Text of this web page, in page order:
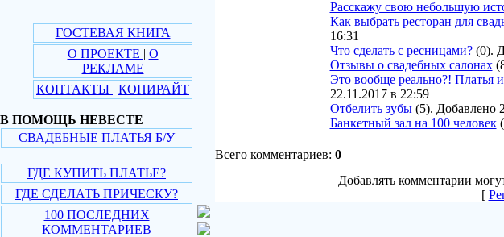
ГОСТЕВАЯ КНИГА
О ПРОЕКТЕ | О
РЕКЛАМЕ
КОНТАКТЫ | КОПИРАЙТ
В ПОМОЩЬ НЕВЕСТЕ
СВАДЕБНЫЕ ПЛАТЬЯ Б/У
ГДЕ КУПИТЬ ПЛАТЬЕ?
ГДЕ СДЕЛАТЬ ПРИЧЕСКУ?
100 ПОСЛЕДНИХ
КОММЕНТАРИЕВ
Расскажу свою небольшую
Как выбрать ресторан для
16:31
Что сделать с ресницами?(0).
Отзывы о свадебных салонах
Это вообще реально?! Платья
22.11.2017 в 22:59
Отбелить зубы(5). Добавлено
Банкетный зал на 100 человек
Всего комментариев: 0
Добавлять комментарии
[